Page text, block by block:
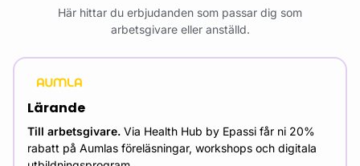
Här hittar du erbjudanden som passar dig som
arbetsgivare eller anställd.
Lärande
Till arbetsgivare. Via Health Hub by Epassi får ni 20%
rabatt på Aumlas föreläsningar, workshops och digitala